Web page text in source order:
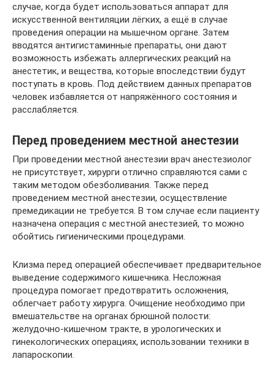
случае, когда будет использоваться аппарат для
искусственной вентиляции лёгких, а ещё в случае
проведения операции на мышечном органе. Затем
вводятся антигистаминные препараты, они дают
возможность избежать аллергических реакций на
анестетик, и вещества, которые впоследствии будут
поступать в кровь. Под действием данных препаратов
человек избавляется от напряжённого состояния и
расслабляется.
Перед проведением местной анестезии
При проведении местной анестезии врач анестезиолог
не присутствует, хирурги отлично справляются сами с
таким методом обезболивания. Также перед
проведением местной анестезии, осуществление
премедикации не требуется. В том случае если пациенту
назначена операция с местной анестезией, то можно
обойтись гигиеническими процедурами.
Клизма перед операцией обеспечивает предварительное
выведение содержимого кишечника. Несложная
процедура помогает предотвратить осложнения,
облегчает работу хирурга. Очищение необходимо при
вмешательстве на органах брюшной полости:
желудочно-кишечном тракте, в урологических и
гинекологических операциях, использовании техники в
лапароскопии.